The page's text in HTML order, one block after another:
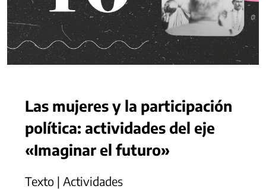
Las mujeres y la participación
política: actividades del eje
«Imaginar el futuro»
Texto | Actividades